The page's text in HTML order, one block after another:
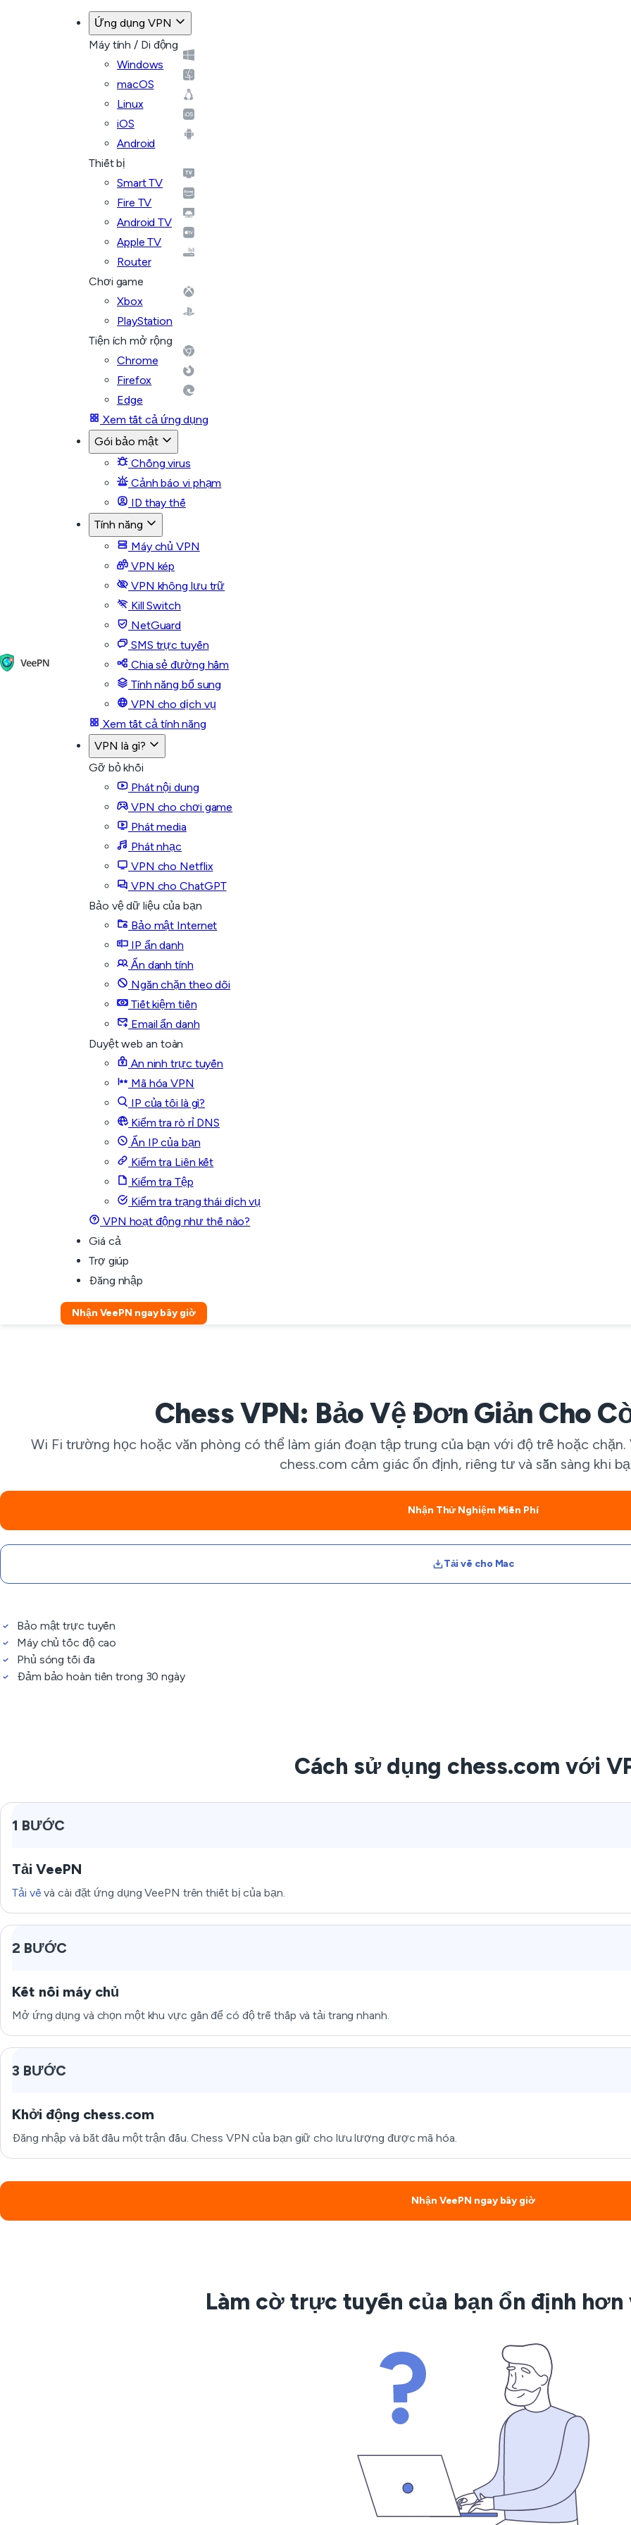
Ứng dụng VPN
Máy tính / Di động
Windows
macOS
Linux
iOS
Android
Thiết bị
Smart TV
Fire TV
Android TV
Apple TV
Router
Chơi game
Xbox
PlayStation
Tiện ích mở rộng
Chrome
Firefox
Edge
Xem tất cả ứng dụng
Gói bảo mật
Chống virus
Cảnh báo vi phạm
ID thay thế
Tính năng
Máy chủ VPN
VPN kép
VPN không lưu trữ
Kill Switch
NetGuard
SMS trực tuyến
Chia sẻ đường hầm
Tính năng bổ sung
VPN cho dịch vụ
Xem tất cả tính năng
VPN là gì?
Gỡ bỏ khối
Phát nội dung
VPN cho chơi game
Phát media
Phát nhạc
VPN cho Netflix
VPN cho ChatGPT
Bảo vệ dữ liệu của bạn
Bảo mật Internet
IP ẩn danh
Ẩn danh tính
Ngăn chặn theo dõi
Tiết kiệm tiền
Email ẩn danh
Duyệt web an toàn
An ninh trực tuyến
Mã hóa VPN
IP của tôi là gì?
Kiểm tra rò rỉ DNS
Ẩn IP của bạn
Kiểm tra Liên kết
Kiểm tra Tệp
Kiểm tra trạng thái dịch vụ
VPN hoạt động như thế nào?
Giá cả
Trợ giúp
Đăng nhập
Nhận VeePN ngay bây giờ
Chess VPN: Bảo Vệ Đơn Giản Cho
Wi Fi trường học hoặc văn phòng có thể làm gián đoạn tập trung của bạn với độ trễ hoặc
chess.com cảm giác ổn định, riêng tư và sẵn sàng khi
Nhận Thử Nghiệm Miễn Phí
Tải về cho Mac
Bảo mật trực tuyến
Máy chủ tốc độ cao
Phủ sóng tối đa
Đảm bảo hoàn tiền trong 30 ngày
Cách sử dụng chess.com với
1 BƯỚC
Tải VeePN
Tải về và cài đặt ứng dụng VeePN trên thiết bị của bạn.
2 BƯỚC
Kết nối máy chủ
Mở ứng dụng và chọn một khu vực gần để có độ trễ thấp và tải trang nhanh.
3 BƯỚC
Khởi động chess.com
Đăng nhập và bắt đầu một trận đấu. Chess VPN của bạn giữ cho lưu lượng được mã hóa.
Nhận VeePN ngay bây giờ
Làm cờ trực tuyến của bạn ổn định hơn